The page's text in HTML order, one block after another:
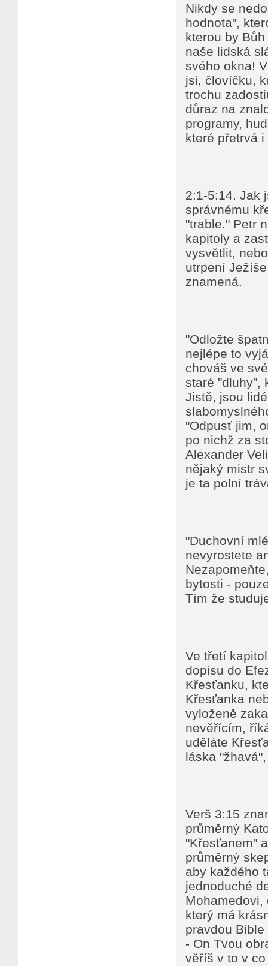
Nikdy se
hodnota",
kterou by
naše lidská
svého okna!
jsi, človíčku,
trochu
důraz na
programy,
které přetrvá
2:1-5:14. Jak
správnému
"trable." Petr
kapitoly a
vysvětlit,
utrpení
znamená.
"Odložte
nejlépe to
chováš ve
staré "dluhy",
Jistě, jsou
"Odpusť jim,
po nichž za
Alexander
nějaký mistr
je ta polní
"Duchovní
nevyrostete
bytosti -
Tím že
Ve třetí
dopisu do
Křesťanku,
Křesťanka
vyloženě
nevěřícím,
uděláte
láska
Verš 3:15
průměrný
"Křesťanem"
průměrný
aby každého
jednoduché
Mohamedovi,
který má
pravdou
- On Tvou
věříš v to v